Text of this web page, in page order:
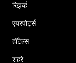
रिझर्व्ह
एयरपोर्ट्स
हॉटेल्स
शहरे